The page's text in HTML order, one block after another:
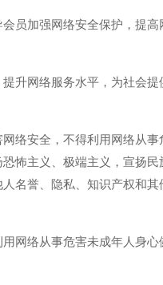
员加强网络安全保护，提高
升网络服务水平，为社会提
络安全，不得利用网络从事
怖主义、极端主义，宣扬民
名誉、隐私、知识产权和
网络从事危害未成年人身心